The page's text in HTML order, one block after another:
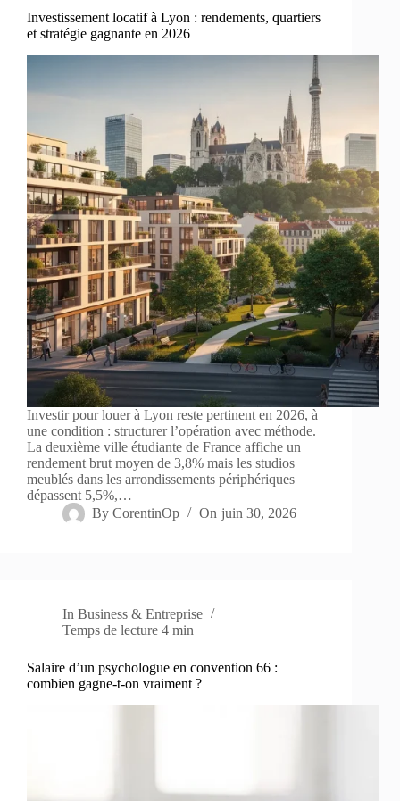
Investissement locatif à Lyon : rendements, quartiers
et stratégie gagnante en 2026
Investir pour louer à Lyon reste pertinent en 2026, à
une condition : structurer l’opération avec méthode.
La deuxième ville étudiante de France affiche un
rendement brut moyen de 3,8% mais les studios
meublés dans les arrondissements périphériques
dépassent 5,5%,…
By CorentinOp On juin 30, 2026
In Business & Entreprise
Temps de lecture 4 min
Salaire d’un psychologue en convention 66 :
combien gagne-t-on vraiment ?